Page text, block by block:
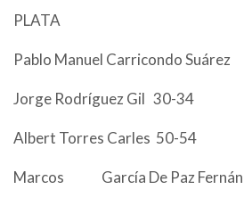
PLATA
Pablo Manuel Carricondo
Jorge Rodríguez Gil 30-34
Albert Torres Carles 50-54
Marcos García De Paz